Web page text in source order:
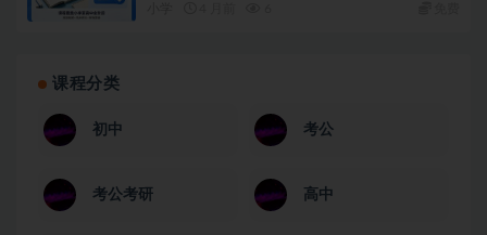
课程分类
初中 考公
考公考研 高中